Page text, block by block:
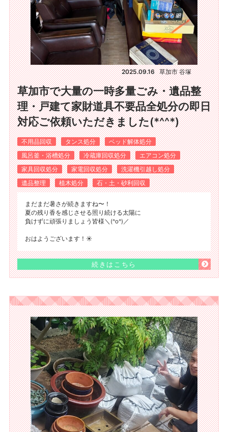
2025.09.16 草加市 谷塚
草加市で大量の一時多量ごみ・遺品整
理・戸建て家財道具不要品全処分の即日
対応ご依頼いただきました(*^^*)
不用品回収 タンス処分
ベッド解体処分
風呂釜・浴槽処分
冷蔵庫回収処分
エアコン処分
家具回収処分
家電回収処分
洗濯機引越し処分
遺品整理
植木処分 石・土・砂利回収
まだまだ暑さが続きますね〜！
夏の残り香を感じさせる照り続ける太陽に
負けずに頑張りましょう皆様＼(^o^)／
おはようございます！☀️
続きはこちら